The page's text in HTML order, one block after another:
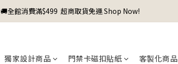
🚚全館消費滿$499  超商取貨免運 Shop Now!
獨家設計商品 門禁卡磁扣貼紙 客製化商品